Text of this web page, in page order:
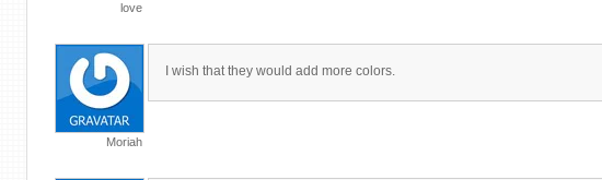
love
Moriah
I wish that they would add more colors.